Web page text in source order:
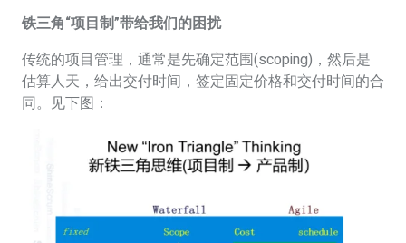
铁三角“项目制”带给我们的困扰
传统的项目管理，通常是先确定范围(scoping)，然后是
估算人天，给出交付时间，签定固定价格和交付时间的合
同。见下图：